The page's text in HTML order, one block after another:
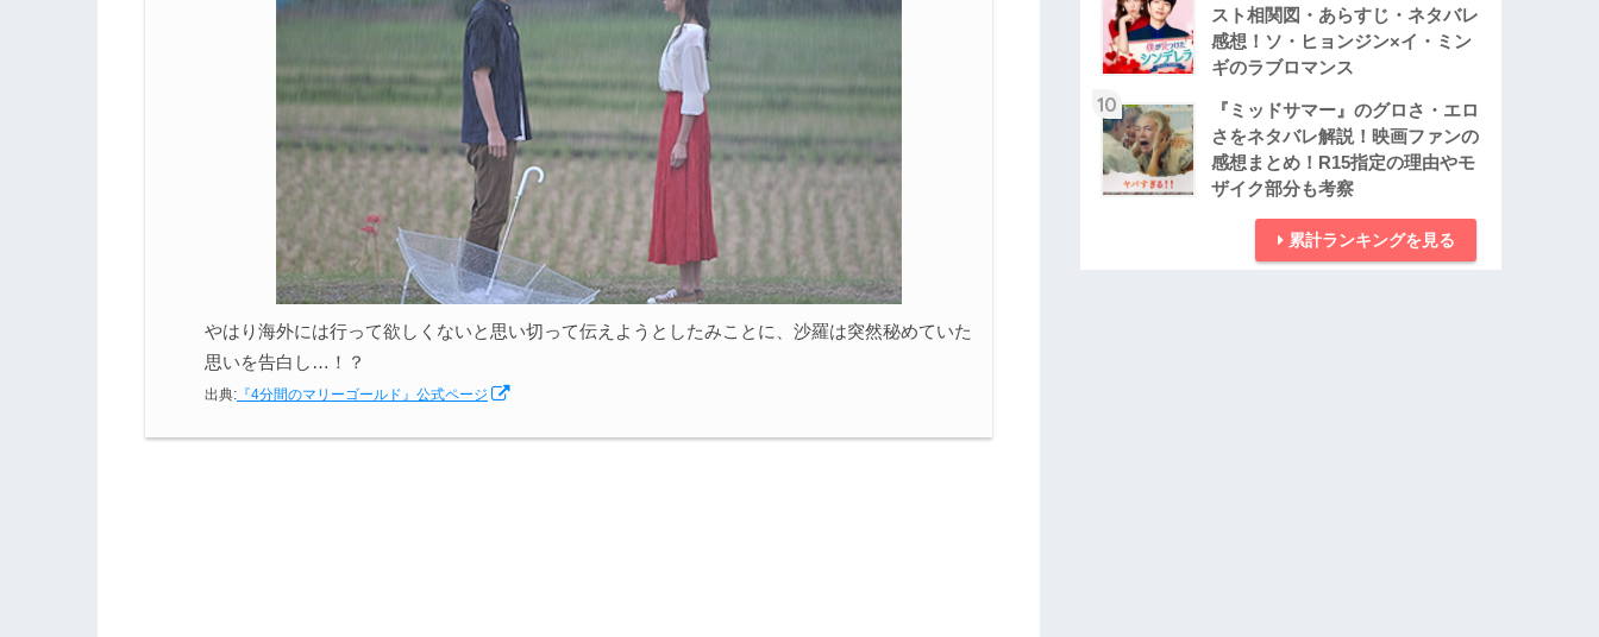
やはり海外には行って欲しくないと思い切って伝えようとしたみことに、沙羅は突然秘めていた
思いを告白し…！？
出典: 『4分間のマリーゴールド』公式ページ
スト相関図・あらすじ・ネタバレ
感想！ソ・ヒョンジン×イ・ミン
ギのラブロマンス
10
『ミッドサマー』のグロさ・エロ
さをネタバレ解説！映画ファンの
感想まとめ！R15指定の理由やモ
ザイク部分も考察
累計ランキングを見る